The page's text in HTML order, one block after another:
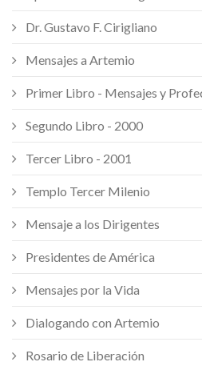
Dr. Gustavo F. Cirigliano
Mensajes a Artemio
Primer Libro - Mensajes y
Segundo Libro - 2000
Tercer Libro - 2001
Templo Tercer Milenio
Mensaje a los Dirigentes
Presidentes de América
Mensajes por la Vida
Dialogando con Artemio
Rosario de Liberación